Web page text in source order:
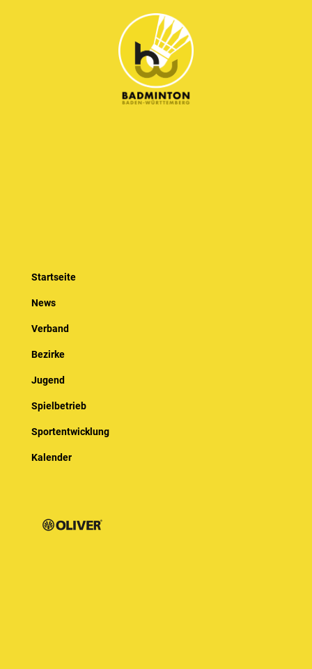
Startseite
News
Verband
Bezirke
Jugend
Spielbetrieb
Sportentwicklung
Kalender